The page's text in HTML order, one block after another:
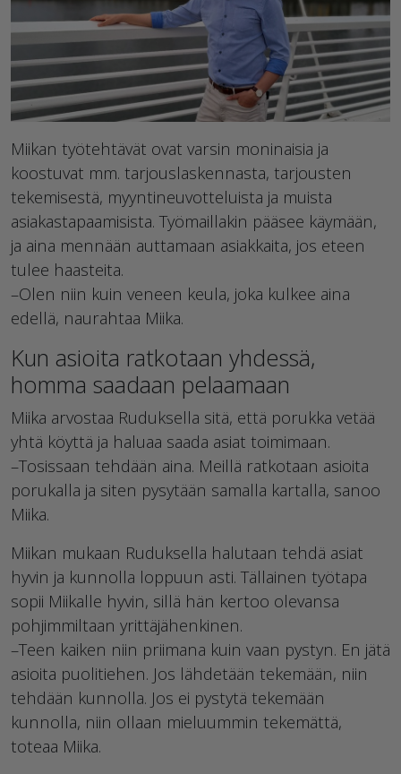
Miikan työtehtävät ovat varsin moninaisia ja
koostuvat mm. tarjouslaskennasta, tarjousten
tekemisestä, myyntineuvotteluista ja muista
asiakastapaamisista. Työmaillakin pääsee käymään,
ja aina mennään auttamaan asiakkaita, jos eteen
tulee haasteita.
–Olen niin kuin veneen keula, joka kulkee aina
edellä, naurahtaa Miika.
Kun asioita ratkotaan yhdessä,
homma saadaan pelaamaan
Miika arvostaa Ruduksella sitä, että porukka vetää
yhtä köyttä ja haluaa saada asiat toimimaan.
–Tosissaan tehdään aina. Meillä ratkotaan asioita
porukalla ja siten pysytään samalla kartalla, sanoo
Miika.
Miikan mukaan Ruduksella halutaan tehdä asiat
hyvin ja kunnolla loppuun asti. Tällainen työtapa
sopii Miikalle hyvin, sillä hän kertoo olevansa
pohjimmiltaan yrittäjähenkinen.
–Teen kaiken niin priimana kuin vaan pystyn. En jätä
asioita puolitiehen. Jos lähdetään tekemään, niin
tehdään kunnolla. Jos ei pystytä tekemään
kunnolla, niin ollaan mieluummin tekemättä,
toteaa Miika.